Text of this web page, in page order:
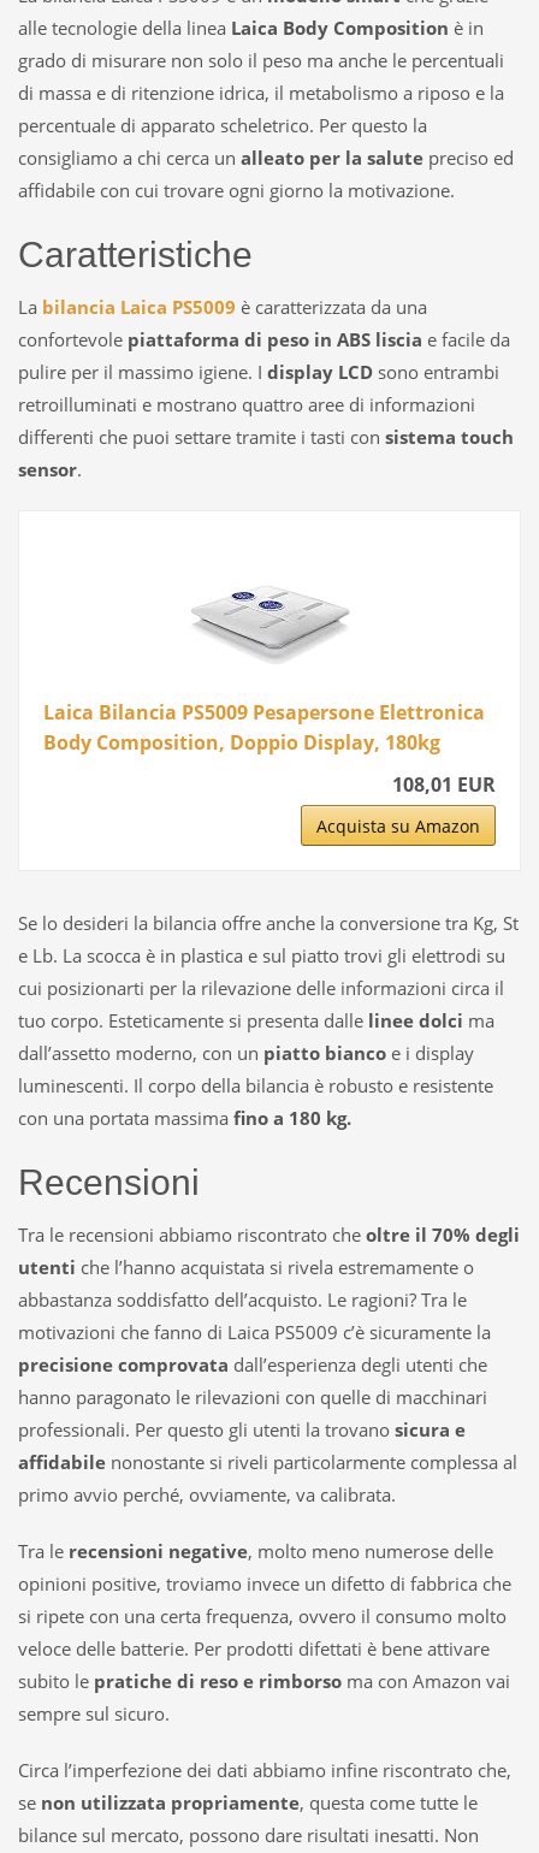
alle tecnologie della linea Laica Body Composition è in
grado di misurare non solo il peso ma anche le percentuali
di massa e di ritenzione idrica, il metabolismo a riposo e la
percentuale di apparato scheletrico. Per questo la
consigliamo a chi cerca un alleato per la salute preciso ed
affidabile con cui trovare ogni giorno la motivazione.
Caratteristiche
La bilancia Laica PS5009 è caratterizzata da una
confortevole piattaforma di peso in ABS liscia e facile da
pulire per il massimo igiene. I display LCD sono entrambi
retroilluminati e mostrano quattro aree di informazioni
differenti che puoi settare tramite i tasti con sistema touch
sensor.
Laica Bilancia PS5009 Pesapersone Elettronica
Body Composition, Doppio Display, 180kg
108,01 EUR
Acquista su Amazon
Se lo desideri la bilancia offre anche la conversione tra Kg, St
e Lb. La scocca è in plastica e sul piatto trovi gli elettrodi su
cui posizionarti per la rilevazione delle informazioni circa il
tuo corpo. Esteticamente si presenta dalle linee dolci ma
dall’assetto moderno, con un piatto bianco e i display
luminescenti. Il corpo della bilancia è robusto e resistente
con una portata massima fino a 180 kg.
Recensioni
Tra le recensioni abbiamo riscontrato che oltre il 70% degli
utenti che l’hanno acquistata si rivela estremamente o
abbastanza soddisfatto dell’acquisto. Le ragioni? Tra le
motivazioni che fanno di Laica PS5009 c’è sicuramente la
precisione comprovata dall’esperienza degli utenti che
hanno paragonato le rilevazioni con quelle di macchinari
professionali. Per questo gli utenti la trovano sicura e
affidabile nonostante si riveli particolarmente complessa al
primo avvio perché, ovviamente, va calibrata.
Tra le recensioni negative, molto meno numerose delle
opinioni positive, troviamo invece un difetto di fabbrica che
si ripete con una certa frequenza, ovvero il consumo molto
veloce delle batterie. Per prodotti difettati è bene attivare
subito le pratiche di reso e rimborso ma con Amazon vai
sempre sul sicuro.
Circa l’imperfezione dei dati abbiamo infine riscontrato che,
se non utilizzata propriamente, questa come tutte le
bilance sul mercato, possono dare risultati inesatti. Non